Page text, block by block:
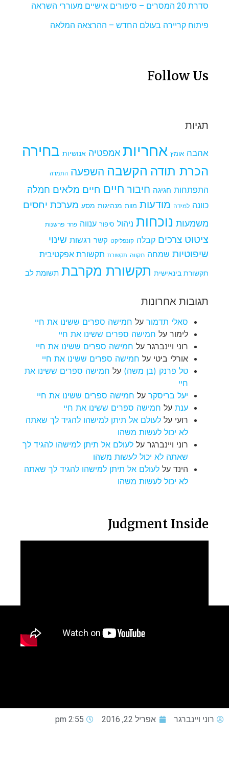
סדרת 20 המסרים – סיפורים אישיים מעוררי השראה
פיתוח קריירה בעולם החדש – ההרצאה המלאה
Follow Us
תגיות
אהבה אומץ אחריות אמפטיה אנושיות בחירה
הכרת תודה הקשבה השפעה התמדה
התפתחות חגיגה חיבור חיים חיים מלאים חמלה
כוונה למידה מודעות מוות מנהיגות מסע מערכת יחסים
משמעות נוכחות ניהול סיפור ענווה פחד פרשנות
ציטוט צרכים קבלה קונפליקט קשר רגשות שינוי
שיפוטיות שמחה תקווה תקשורת תקשורת אפקטיבית
תקשורת בינאישית תקשורת מקרבת תשומת לב
תגובות אחרונות
סאלי תדמור על חמישה ספרים ששינו את חיי
לימור על חמישה ספרים ששינו את חיי
רוני ויינברגר על חמישה ספרים ששינו את חיי
אורלי ביטי על חמישה ספרים ששינו את חיי
טל פרנק (בן משה) על חמישה ספרים ששינו את
חיי
יעל בריסקר על חמישה ספרים ששינו את חיי
ענת על חמישה ספרים ששינו את חיי
רועי על לעולם אל תיתן למישהו להגיד לך שאתה
לא יכול לעשות משהו
רוני ויינברגר על לעולם אל תיתן למישהו להגיד לך
שאתה לא יכול לעשות משהו
הינד על לעולם אל תיתן למישהו להגיד לך שאתה
לא יכול לעשות משהו
Judgment Inside
רוני ויינברגר אפריל 22, 2016 2:55 pm